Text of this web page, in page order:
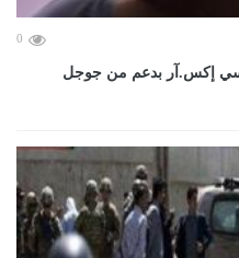
0
إكس.آر بدعم من جوجل